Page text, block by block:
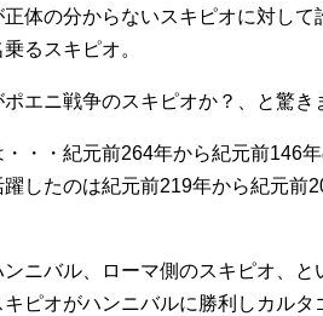
体の分からないスキピオに対して
るスキピオ。
エニ戦争のスキピオか？、と驚き
・・・紀元前264年から紀元前146
したのは紀元前219年から紀元前
ンニバル、ローマ側のスキピオ、
ピオがハンニバルに勝利しカル